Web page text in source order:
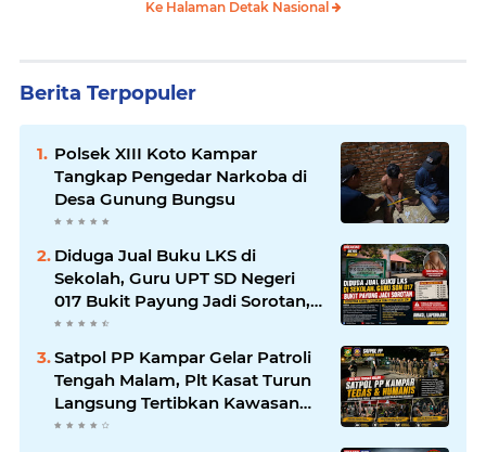
Ke Halaman Detak Nasional
Berita Terpopuler
Polsek XIII Koto Kampar
Tangkap Pengedar Narkoba di
Desa Gunung Bungsu
Diduga Jual Buku LKS di
Sekolah, Guru UPT SD Negeri
017 Bukit Payung Jadi Sorotan,
Disdikpora Kampar Tegaskan
Satpol PP Kampar Gelar Patroli
Tengah Malam, Plt Kasat Turun
Langsung Tertibkan Kawasan
Publik dan Warung Karaoke